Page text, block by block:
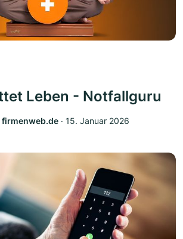
Leben - Notfallguru
firmenweb.de ‧ 15. Januar 2026